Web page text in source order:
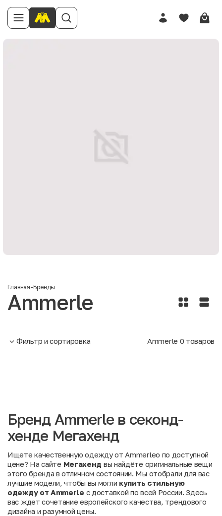
Главная-Бренды
Ammerle
Фильтр и сортировка Ammerle 0 товаров
Бренд Ammerle в секонд-
хенде Мегахенд
Ищете качественную одежду от Ammerleо по доступной
цене? На сайте Мегахенд вы найдёте оригинальные вещи
этого бренда в отличном состоянии. Мы отобрали для вас
лучшие модели, чтобы вы могли купить стильную
одежду от Ammerle с доставкой по всей России. Здесь
вас ждет сочетание европейского качества, трендового
дизайна и разумной цены.